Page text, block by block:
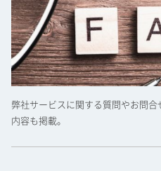
弊社サービスに関する質問やお問
内容も掲載。